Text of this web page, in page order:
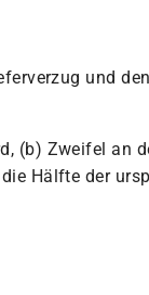
und
(b) Zweifel an
Hälfte der